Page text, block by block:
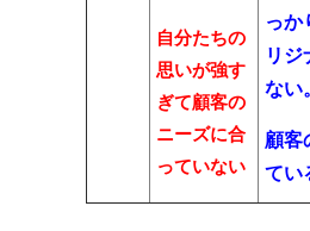
自分たちの
思いが強す
ぎて顧客の
ニーズに合
っていない
っか
リジ
ない。
顧客
てい